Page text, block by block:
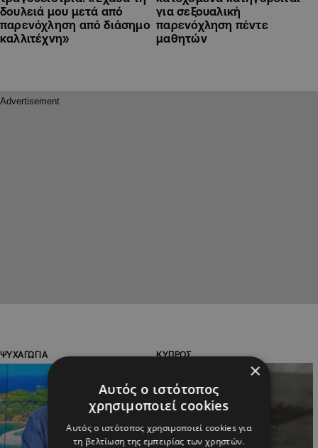
δουλειά μου μετά από
παρενόχληση από διάσημο
καλλιτέχνη»
για σεξουαλική
παρενόχληση πέντε
μαθητών
ΨΥΧΑΓΩΓΙΑ ΚΥΠΡΟΣ
×
Αυτός ο ιστότοπος
χρησιμοποιεί cookies
Αυτός ο ιστότοπος χρησιμοποιεί cookies για
τη βελτίωση της εμπειρίας των χρηστών.